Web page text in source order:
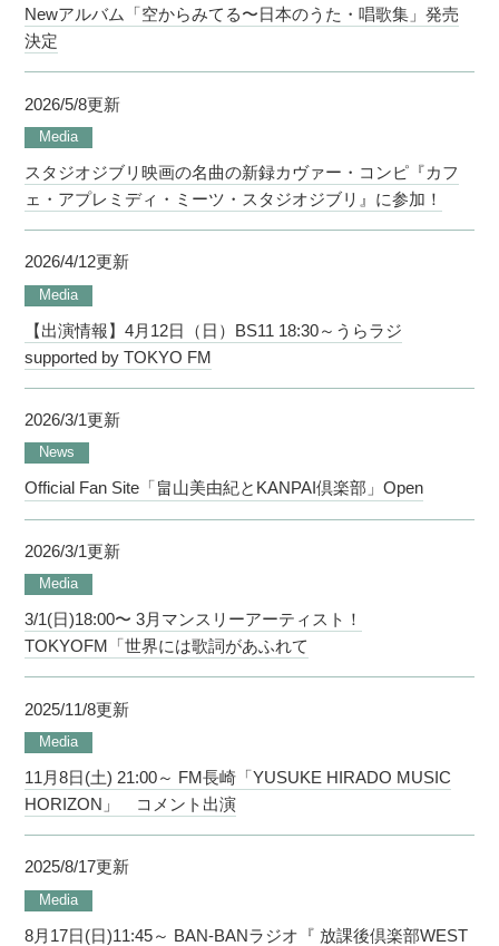
Newアルバム「空からみてる〜日本のうた・唱歌集」発売
決定
2026/5/8更新
Media
スタジオジブリ映画の名曲の新録カヴァー・コンピ『カフ
ェ・アプレミディ・ミーツ・スタジオジブリ』に参加！
2026/4/12更新
Media
【出演情報】4月12日（日）BS11 18:30～うらラジ
supported by TOKYO FM
2026/3/1更新
News
Official Fan Site「畠山美由紀とKANPAI倶楽部」Open
2026/3/1更新
Media
3/1(日)18:00〜 3月マンスリーアーティスト！
TOKYOFM「世界には歌詞があふれて
2025/11/8更新
Media
11月8日(土) 21:00～ FM長崎「YUSUKE HIRADO MUSIC
HORIZON」 コメント出演
2025/8/17更新
Media
8月17日(日)11:45～ BAN-BANラジオ『 放課後倶楽部WEST